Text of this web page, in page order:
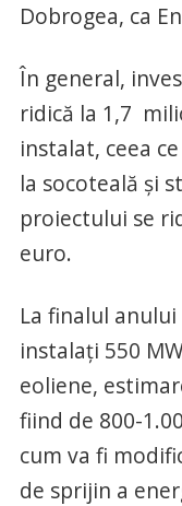
Dobrogea, ca
În general,
ridică la 1,7
instalat, ceea
la socoteală şi
proiectului se
euro.
La finalul
instalaţi 550
eoliene,
fiind de 800-
cum va fi
de sprijin a